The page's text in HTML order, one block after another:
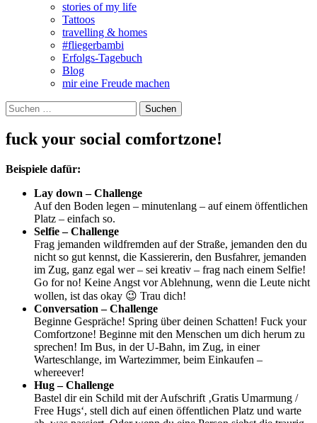
stories of my life
Tattoos
travelling & homes
#fliegerbambi
Erfolgs-Tagebuch
Blog
mir eine Freude machen
Suchen
nach:
fuck your social comfortzone!
Beispiele dafür:
Lay down – Challenge
Auf den Boden legen – minutenlang – auf einem öffentlichen
Platz – einfach so.
Selfie – Challenge
Frag jemanden wildfremden auf der Straße, jemanden den du
nicht so gut kennst, die Kassiererin, den Busfahrer, jemanden
im Zug, ganz egal wer – sei kreativ – frag nach einem Selfie!
Go for no! Keine Angst vor Ablehnung, wenn die Leute nicht
wollen, ist das okay 😉 Trau dich!
Conversation – Challenge
Beginne Gespräche! Spring über deinen Schatten! Fuck your
Comfortzone! Beginne mit den Menschen um dich herum zu
sprechen! Im Bus, in der U-Bahn, im Zug, in einer
Warteschlange, im Wartezimmer, beim Einkaufen –
whereever!
Hug – Challenge
Bastel dir ein Schild mit der Aufschrift ‚Gratis Umarmung /
Free Hugs‘, stell dich auf einen öffentlichen Platz und warte